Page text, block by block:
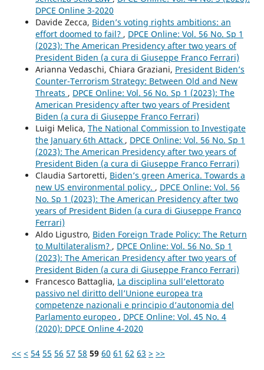
DPCE Online 3-2020
Davide Zecca, Biden’s voting rights ambitions: an
effort doomed to fail? , DPCE Online: Vol. 56 No. Sp 1
(2023): The American Presidency after two years of
President Biden (a cura di Giuseppe Franco Ferrari)
Arianna Vedaschi, Chiara Graziani, President Biden’s
Counter-Terrorism Strategy: Between Old and New
Threats , DPCE Online: Vol. 56 No. Sp 1 (2023): The
American Presidency after two years of President
Biden (a cura di Giuseppe Franco Ferrari)
Luigi Melica, The National Commission to Investigate
the January 6th Attack , DPCE Online: Vol. 56 No. Sp 1
(2023): The American Presidency after two years of
President Biden (a cura di Giuseppe Franco Ferrari)
Claudia Sartoretti, Biden’s green America. Towards a
new US environmental policy. , DPCE Online: Vol. 56
No. Sp 1 (2023): The American Presidency after two
years of President Biden (a cura di Giuseppe Franco
Ferrari)
Aldo Ligustro, Biden Foreign Trade Policy: The Return
to Multilateralism? , DPCE Online: Vol. 56 No. Sp 1
(2023): The American Presidency after two years of
President Biden (a cura di Giuseppe Franco Ferrari)
Francesco Battaglia, La disciplina sull’elettorato
passivo nel diritto dell’Unione europea tra
competenze nazionali e principio d’autonomia del
Parlamento europeo , DPCE Online: Vol. 45 No. 4
(2020): DPCE Online 4-2020
<< < 54 55 56 57 58 59 60 61 62 63 > >>